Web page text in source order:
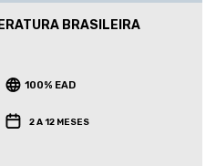
BRASILEIRA
100% EAD
2 A 12 MESES